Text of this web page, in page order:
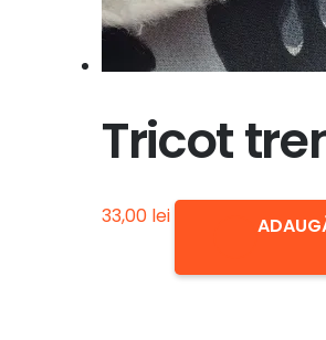
Tricot
33,00 lei